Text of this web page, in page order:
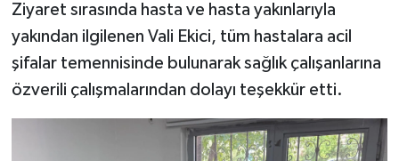
Ziyaret sırasında hasta ve hasta yakınlarıyla
yakından ilgilenen Vali Ekici, tüm hastalara acil
şifalar temennisinde bulunarak sağlık çalışanlarına
özverili çalışmalarından dolayı teşekkür etti.